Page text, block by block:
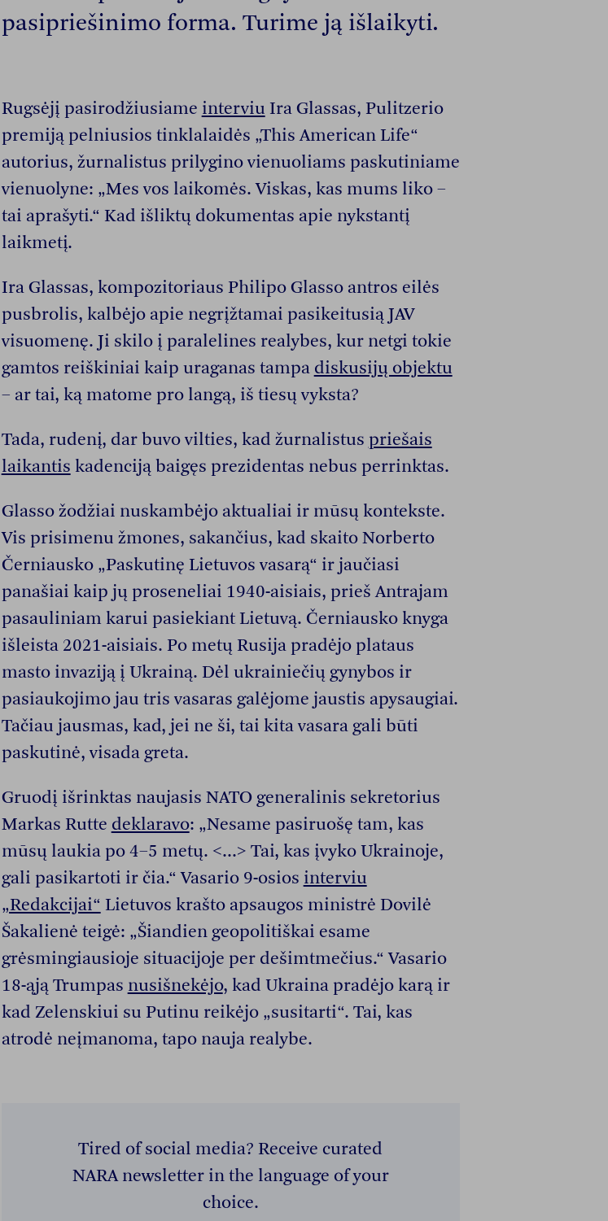
pasipriešinimo forma. Turime ją išlaikyti.
Rugsėjį pasirodžiusiame interviu Ira Glassas, Pulitzerio
premiją pelniusios tinklalaidės „This American Life“
autorius, žurnalistus prilygino vienuoliams paskutiniame
vienuolyne: „Mes vos laikomės. Viskas, kas mums liko –
tai aprašyti.“ Kad išliktų dokumentas apie nykstantį
laikmetį.
Ira Glassas, kompozitoriaus Philipo Glasso antros eilės
pusbrolis, kalbėjo apie negrįžtamai pasikeitusią JAV
visuomenę. Ji skilo į paralelines realybes, kur netgi tokie
gamtos reiškiniai kaip uraganas tampa diskusijų objektu
– ar tai, ką matome pro langą, iš tiesų vyksta?
Tada, rudenį, dar buvo vilties, kad žurnalistus priešais
laikantis kadenciją baigęs prezidentas nebus perrinktas.
Glasso žodžiai nuskambėjo aktualiai ir mūsų kontekste.
Vis prisimenu žmones, sakančius, kad skaito Norberto
Černiausko „Paskutinę Lietuvos vasarą“ ir jaučiasi
panašiai kaip jų proseneliai 1940-aisiais, prieš Antrajam
pasauliniam karui pasiekiant Lietuvą. Černiausko knyga
išleista 2021-aisiais. Po metų Rusija pradėjo plataus
masto invaziją į Ukrainą. Dėl ukrainiečių gynybos ir
pasiaukojimo jau tris vasaras galėjome jaustis apysaugiai.
Tačiau jausmas, kad, jei ne ši, tai kita vasara gali būti
paskutinė, visada greta.
Gruodį išrinktas naujasis NATO generalinis sekretorius
Markas Rutte deklaravo: „Nesame pasiruošę tam, kas
mūsų laukia po 4–5 metų. <...> Tai, kas įvyko Ukrainoje,
gali pasikartoti ir čia.“ Vasario 9-osios interviu
„Redakcijai“ Lietuvos krašto apsaugos ministrė Dovilė
Šakalienė teigė: „Šiandien geopolitiškai esame
grėsmingiausioje situacijoje per dešimtmečius.“ Vasario
18-ąją Trumpas nusišnekėjo, kad Ukraina pradėjo karą ir
kad Zelenskiui su Putinu reikėjo „susitarti“. Tai, kas
atrodė neįmanoma, tapo nauja realybe.
Tired of social media? Receive curated
NARA newsletter in the language of your
choice.